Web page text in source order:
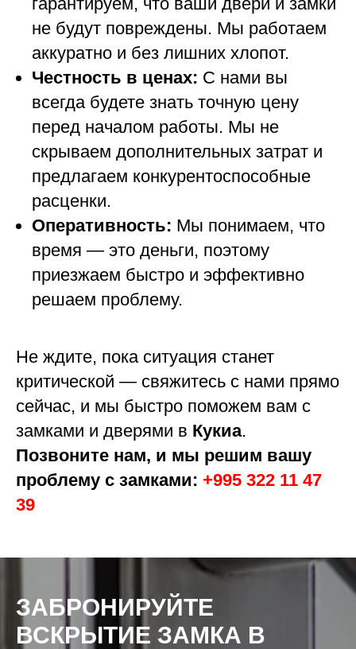
не будут повреждены. Мы работаем
аккуратно и без лишних хлопот.
Честность в ценах: С нами вы
всегда будете знать точную цену
перед началом работы. Мы не
скрываем дополнительных затрат и
предлагаем конкурентоспособные
расценки.
Оперативность: Мы понимаем, что
время — это деньги, поэтому
приезжаем быстро и эффективно
решаем проблему.
Не ждите, пока ситуация станет
критической — свяжитесь с нами прямо
сейчас, и мы быстро поможем вам с
замками и дверями в Кукиа.
Позвоните нам, и мы решим вашу
проблему с замками: +995 322 11 47
39
ЗАБРОНИРУЙТЕ
ВСКРЫТИЕ ЗАМКА В